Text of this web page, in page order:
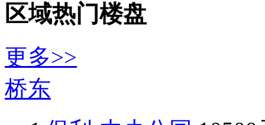
区域热门楼盘
更多>>
桥东